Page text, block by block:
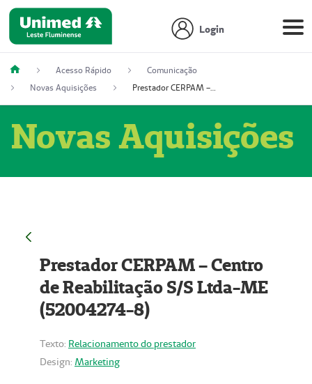
Login
Acesso Rápido
Comunicação
Novas Aquisições
Prestador CERPAM – Centro de Reabilitação S/S Ltda-ME (52004274-8)
Novas Aquisições
Prestador CERPAM – Centro
de Reabilitação S/S Ltda-ME
(52004274-8)
Texto: Relacionamento do prestador
Design: Marketing